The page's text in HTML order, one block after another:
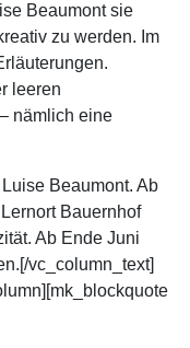
Beaumont sie
zu werden. Im
leeren
nämlich eine
Beaumont. Ab
Bauernhof
Ab Ende Juni
vc_column_text]